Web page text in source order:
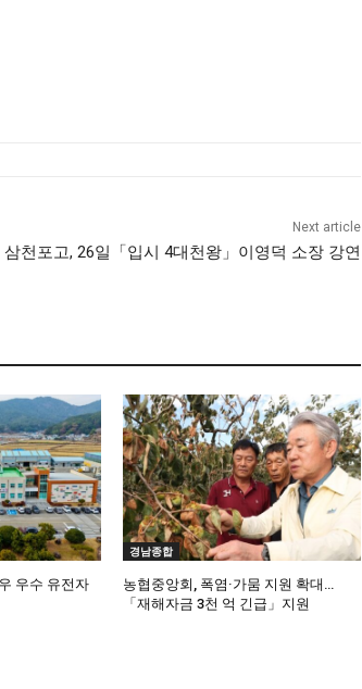
Next article
삼천포고, 26일「입시 4대천왕」이영덕 소장 강연
우수 유전자
경남종합
농협중앙회, 폭염·가뭄 지원 확대…
「재해자금 3천 억 긴급」지원